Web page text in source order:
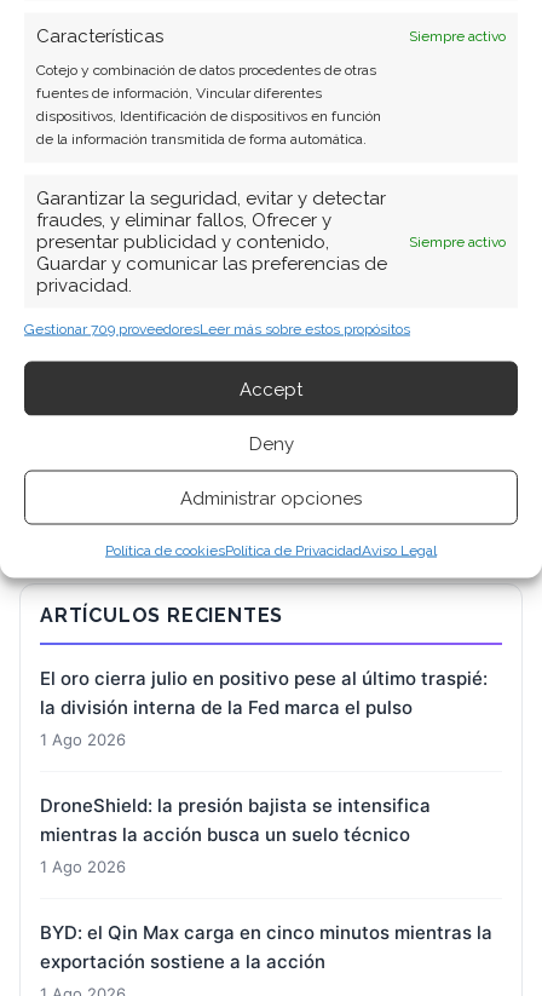
Características
Siempre activo
Cotejo y combinación de datos procedentes de otras
fuentes de información, Vincular diferentes
dispositivos, Identificación de dispositivos en función
de la información transmitida de forma automática.
Garantizar la seguridad, evitar y detectar
fraudes, y eliminar fallos, Ofrecer y
presentar publicidad y contenido,
Guardar y comunicar las preferencias de
privacidad.
Siempre activo
Gestionar 709 proveedoresLeer más sobre estos propósitos
Accept
Deny
Administrar opciones
Política de cookiesPolítica de PrivacidadAviso Legal
ARTÍCULOS RECIENTES
El oro cierra julio en positivo pese al último traspié:
la división interna de la Fed marca el pulso
1 Ago 2026
DroneShield: la presión bajista se intensifica
mientras la acción busca un suelo técnico
1 Ago 2026
BYD: el Qin Max carga en cinco minutos mientras la
exportación sostiene a la acción